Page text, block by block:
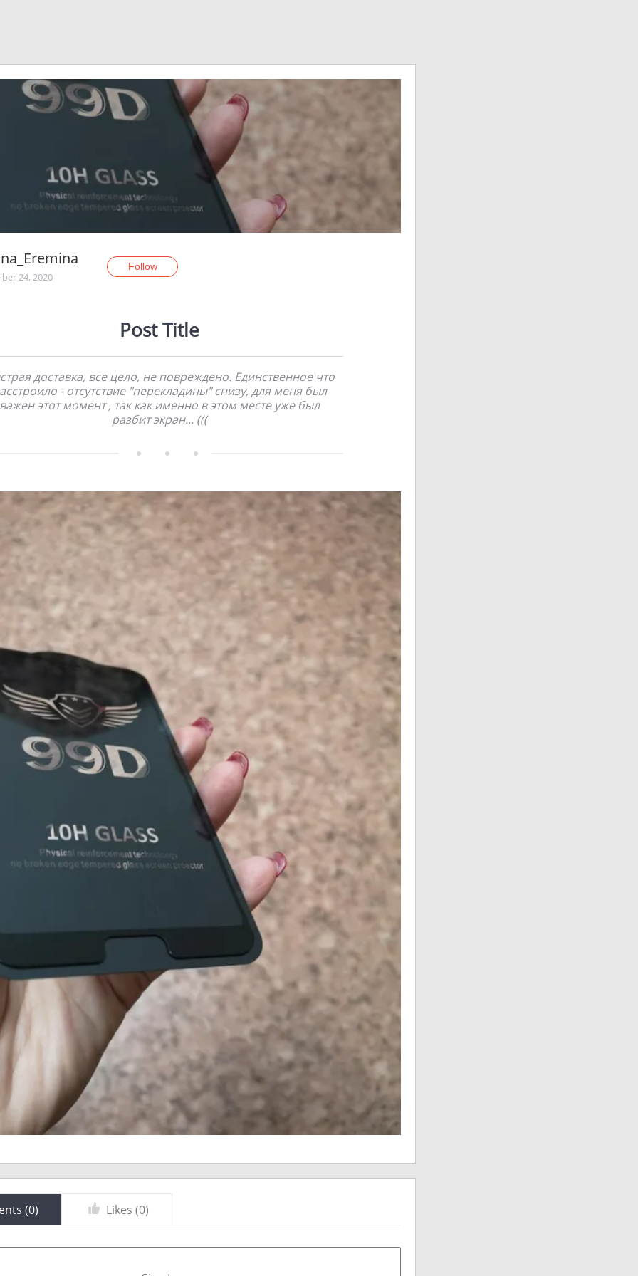
24, 2020
Follow
Post Title
доставка, все цело, не повреждено. Единственное что
- отсутствие "перекладины" снизу, для меня был
важен этот момент , так как именно в этом месте уже был
разбит экран... (((
(0) Likes (0)